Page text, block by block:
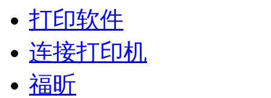
打印软件
连接打印机
福昕